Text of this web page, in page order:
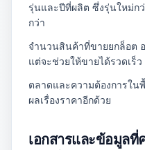
รุ่นและปีที่ผลิต ซึ่งรุ่นใหม่ก
กว่า
จำนวนสินค้าที่ขายยกล็อต
แต่จะช่วยให้ขายได้รวดเร็ว
ตลาดและความต้องการใน
ผลเรื่องราคาอีกด้วย
เอกสารและข้อมูลที่